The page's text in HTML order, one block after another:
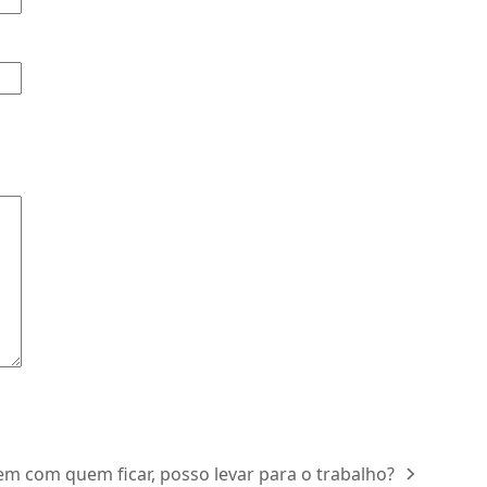
com quem ficar, posso levar para o trabalho?